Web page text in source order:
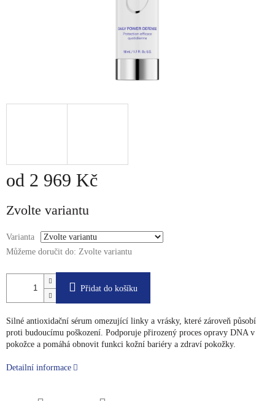
od 2 969 Kč
cena:
Zvolte variantu
Varianta
Můžeme doručit do: Zvolte variantu
Přidat do košíku
Silné antioxidační sérum omezující linky a vrásky, které zároveň působí
proti budoucímu poškození. Podporuje přirozený proces opravy DNA v
pokožce a pomáhá obnovit funkci kožní bariéry a zdraví pokožky.
Detailní informace